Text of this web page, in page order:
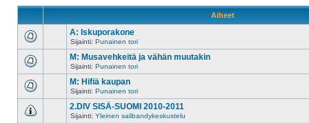
Aiheet
A: Iskuporakone
Sijainti: Punainen tori
M: Musavehkeitä ja vähän muutakin
Sijainti: Punainen tori
M: Hifiä kaupan
Sijainti: Punainen tori
2.DIV SISÄ-SUOMI 2010-2011
Sijainti: Yleinen salibandykeskustelu